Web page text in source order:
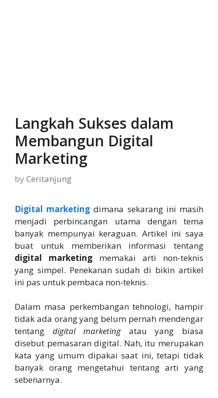
Langkah Sukses dalam
Membangun Digital
Marketing
by Ceritanjung
Digital marketing dimana sekarang ini masih
menjadi perbincangan utama dengan tema
banyak mempunyai keraguan. Artikel ini saya
buat untuk memberikan informasi tentang
digital marketing memakai arti non-teknis
yang simpel. Penekanan sudah di bikin artikel
ini pas untuk pembaca non-teknis.
Dalam masa perkembangan tehnologi, hampir
tidak ada orang yang belum pernah mendengar
tentang digital marketingatau yang biasa
disebut pemasaran digital. Nah, itu merupakan
kata yang umum dipakai saat ini, tetapi tidak
banyak orang mengetahui tentang arti yang
sebenarnya.